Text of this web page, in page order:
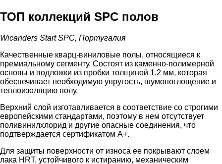
ТОП коллекций SPC полов
Wicanders Start SPC, Португалия
Качественные кварц-виниловые полы, относящиеся к
премиальному сегменту. Состоят из каменно-полимерной
основы и подложки из пробки толщиной 1.2 мм, которая
обеспечивает необходимую упругость, шумопоглощение и
теплоизоляцию полу.
Верхний слой изготавливается в соответствие со строгими
европейскими стандартами, поэтому в нем отсутствует
поливинилхлорид и другие опасные соединения, что
подтверждается сертификатом А+.
Для защиты поверхности от износа ее покрывают слоем
лака HRT, устойчивого к истиранию, механическим